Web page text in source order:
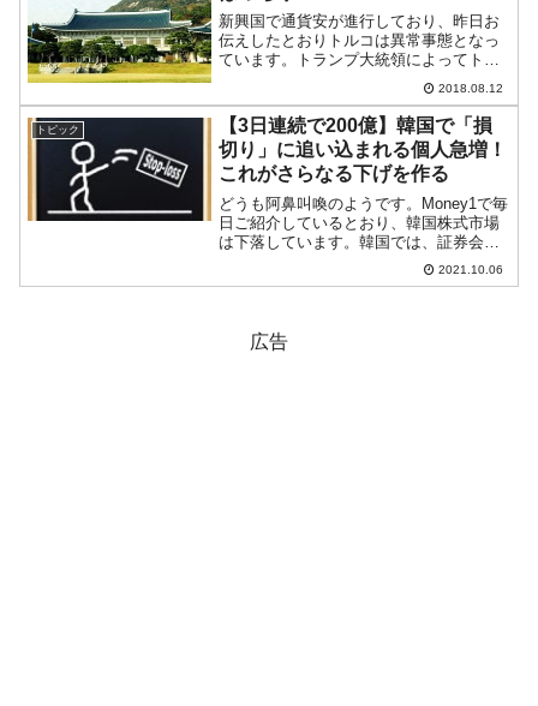
新興国で通貨安が進行しており、昨日お
伝えしたとおりトルコは異常事態となっ
ています。トランプ大統領によってトル
コは対アメリカ輸出の鉄鋼・アルミの追
加関税率が「倍」にされていますので、
通貨安になっても無理はありません(トル
コがアメリカに敵対的な...
2018.08.12
トピック
【3日連続で200億】韓国で「損
切り」に追い込まれる個人急増！
これがさらなる下げを作る
どうも阿鼻叫喚のようです。Money1で毎
日ご紹介しているとおり、韓国株式市場
は下落しています。韓国では、証券会社
からお金（あるいは株）を借りて株式に
資金を投じる「信用取引」を行う個人投
2021.10.06
広告